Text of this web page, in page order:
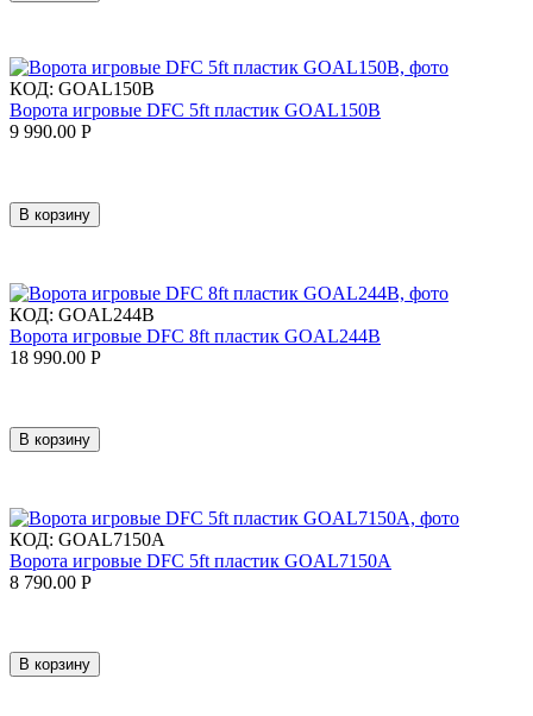
КОД: GOAL150B
Ворота игровые DFC 5ft пластик GOAL150B
9 990.00 Р
В корзину
КОД: GOAL244B
Ворота игровые DFC 8ft пластик GOAL244B
18 990.00 Р
В корзину
КОД: GOAL7150A
Ворота игровые DFC 5ft пластик GOAL7150A
8 790.00 Р
В корзину